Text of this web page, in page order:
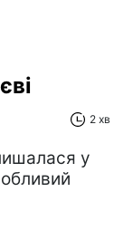
2 хв
у